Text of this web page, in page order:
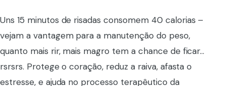
Uns 15 minutos de risadas consomem 40 calorias –
vejam a vantagem para a manutenção do peso,
quanto mais rir, mais magro tem a chance de ficar…
rsrsrs. Protege o coração, reduz a raiva, afasta o
estresse, e ajuda no processo terapêutico da